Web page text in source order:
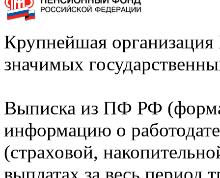
Крупнейшая
значимых
Выписка из ПФ РФ
информацию о
(страховой,
выплатах за весь период